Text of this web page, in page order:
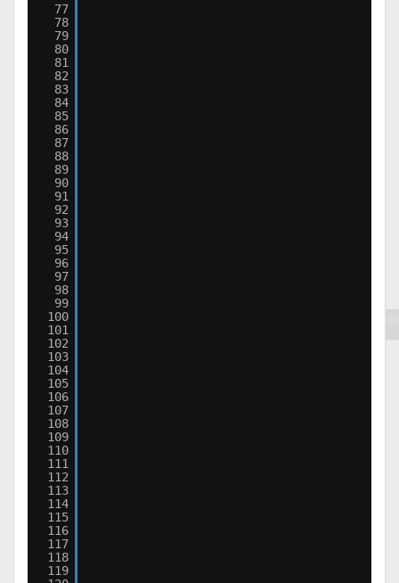
77
78
79
80
81
82
83
84
85
86
87
88
89
90
91
92
93
94
95
96
97
98
99
100
101
102
103
104
105
106
107
108
109
110
111
112
113
114
115
116
117
118
119